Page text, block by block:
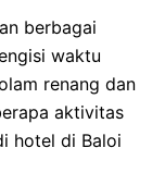
berbagai
waktu
renang dan
aktivitas
hotel di Baloi